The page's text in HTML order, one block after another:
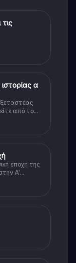
α
από το
εποχή της
Α'